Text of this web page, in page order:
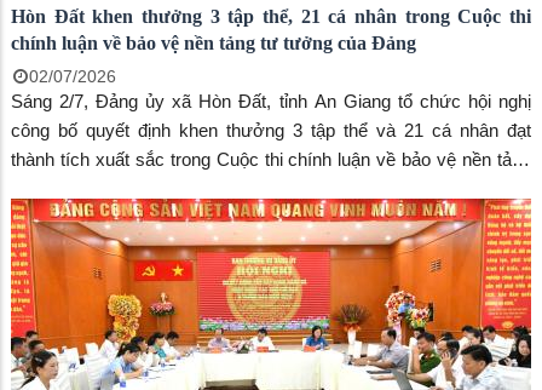
Hòn Đất khen thưởng 3 tập thể, 21 cá nhân trong Cuộc thi
chính luận về bảo vệ nền tảng tư tưởng của Đảng
02/07/2026
Sáng 2/7, Đảng ủy xã Hòn Đất, tỉnh An Giang tổ chức hội nghị
công bố quyết định khen thưởng 3 tập thể và 21 cá nhân đạt
thành tích xuất sắc trong Cuộc thi chính luận về bảo vệ nền tảng